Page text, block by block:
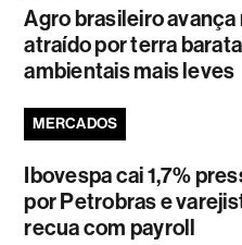
Agro brasileiro avança
atraído por terra
ambientais mais leves
MERCADOS
Ibovespa cai 1,7%
por Petrobras e
recua com payroll